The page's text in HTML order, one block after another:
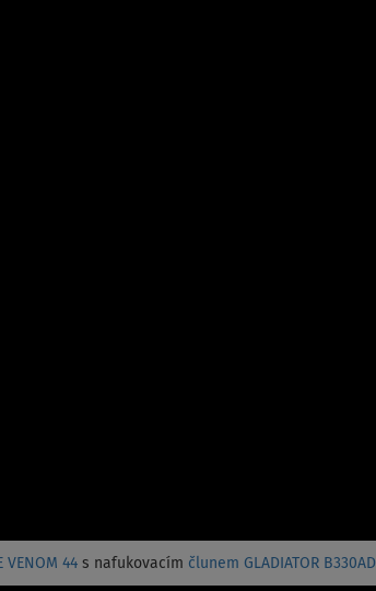
VENOM 44 s nafukovacím člunem GLADIATOR B330AD